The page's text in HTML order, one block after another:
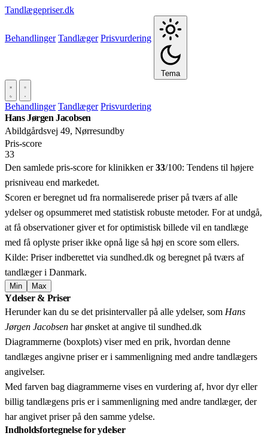
Tandlægepriser.dk
Behandlinger Tandlæger Prisvurdering
Tema
Behandlinger Tandlæger Prisvurdering
Hans Jørgen Jacobsen
Abildgårdsvej 49, Nørresundby
Pris‑score
33
Den samlede pris-score for klinikken er33/100: Tendens til højere
prisniveau end markedet.
Scoren er beregnet ud fra normaliserede priser på tværs af alle
ydelser og opsummeret med statistisk robuste metoder. For at undgå,
at få observationer giver et for optimistisk billede vil en tandlæge
med få oplyste priser ikke opnå lige så høj en score som ellers.
Kilde: Priser indberettet via sundhed.dk og beregnet på tværs af
tandlæger i Danmark.
Min Max
+
−
Ydelser & Priser
Herunder kan du se det prisintervaller på alle ydelser, som Hans
Jørgen Jacobsen har ønsket at angive til sundhed.dk
Diagrammerne (boxplots) viser med en prik, hvordan denne
tandlæges angivne priser er i sammenligning med andre tandlægers
angivelser.
Med farven bag diagrammerne vises en vurdering af, hvor dyr eller
billig tandlægens pris er i sammenligning med andre tandlæger, der
har angivet priser på den samme ydelse.
Indholdsfortegnelse for ydelser